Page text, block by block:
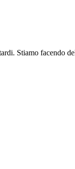
Stiamo facendo